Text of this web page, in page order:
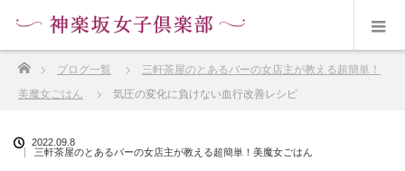
ブログ一覧
三軒茶屋のとあるバーの女店主が教える超簡単！
美魔女ごはん
気圧の変化に負けない血行改善レシピ
2022.09.8
三軒茶屋のとあるバーの女店主が教える超簡単！美魔女ごはん